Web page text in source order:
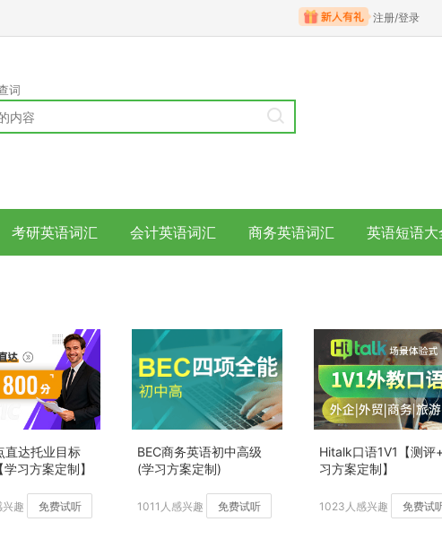
注册/登录
词
考研英语词汇 会计英语词汇 商务英语词汇 英语短语大
直达托业目标
习方案定制】
趣 免费试听
BEC商务英语初中高级
(学习方案定制)
1011人感兴趣 免费试听
Hitalk口语1V1【测评
习方案定制】
1023人感兴趣 免费试